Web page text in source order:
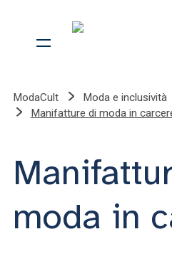
ModaCult
Moda e inclusività
Manifatture di moda in
moda in